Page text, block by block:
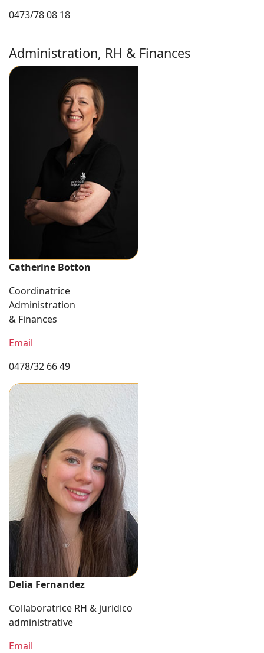
0473/78 08 18
Administration, RH & Finances
Catherine Botton
Coordinatrice
Administration
& Finances
Email
0478/32 66 49
Delia Fernandez
Collaboratrice RH & juridico
administrative
Email